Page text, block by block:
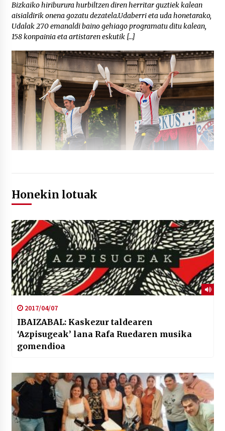
Bizkaiko hiriburura hurbiltzen diren herritar guztiek kalean
aisialdirik onena gozatu dezatela.Udaberri eta uda honetarako,
Udalak 270 emanaldi baino gehiago programatu ditu kalean,
158 konpainia eta artistaren eskutik […]
Honekin lotuak
2017/04/07
IBAIZABAL: Kaskezur taldearen
‘Azpisugeak’ lana Rafa Ruedaren musika
gomendioa